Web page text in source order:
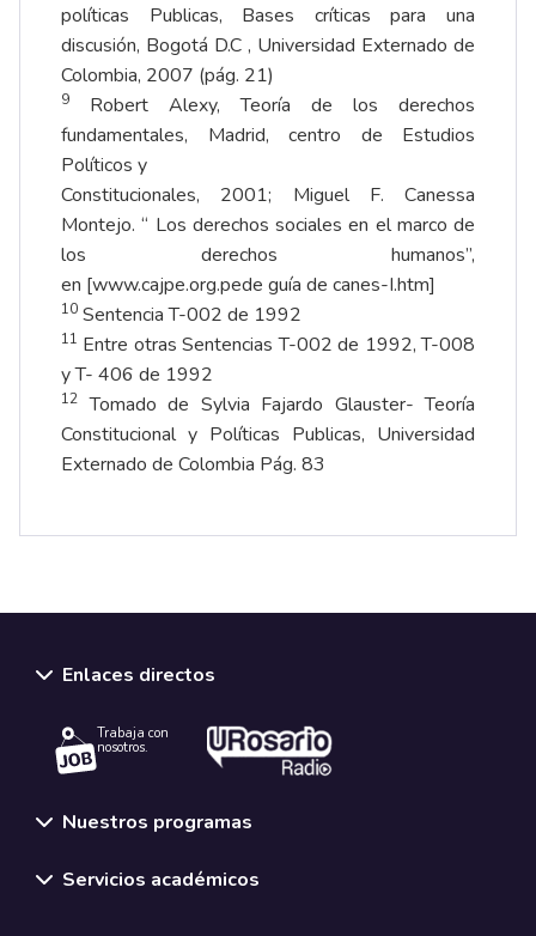
políticas Publicas, Bases críticas para una
discusión, Bogotá D.C , Universidad Externado de
Colombia, 2007 (pág. 21)
9
Robert Alexy, Teoría de los derechos
fundamentales, Madrid, centro de Estudios
Políticos y
Constitucionales, 2001; Miguel F. Canessa
Montejo. “ Los derechos sociales en el marco de
los derechos humanos”,
en [www.cajpe.org.pede guía de canes-I.htm]
10 Sentencia T-002 de 1992
11 Entre otras Sentencias T-002 de 1992, T-008
y T- 406 de 1992
12 Tomado de Sylvia Fajardo Glauster- Teoría
Constitucional y Políticas Publicas, Universidad
Externado de Colombia Pág. 83
Enlaces directos
Trabaja con
nosotros.
Nuestros programas
Servicios académicos